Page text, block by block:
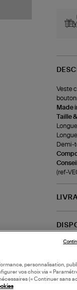
Veste
Made
Taille
Demi-
(ref-
personnalisation,
vos choix via «
(« Continuer sans